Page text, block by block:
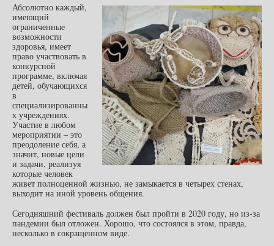
Абсолютно каждый,
имеющий
ограниченные
возможности
здоровья, имеет
право участвовать в
конкурсной
программе, включая
детей, обучающихся
в
специализированны
х учреждениях.
Участие в любом
мероприятии – это
преодоление себя, а
значит, новые цели
и задачи, реализуя
которые человек
живет полноценной жизнью, не замыкается в четырех стенах,
выходит на иной уровень общения.
Сегодняшний фестиваль должен был пройти в 2020 году, но из-за
пандемии был отложен. Хорошо, что состоялся в этом, правда,
несколько в сокращенном виде.